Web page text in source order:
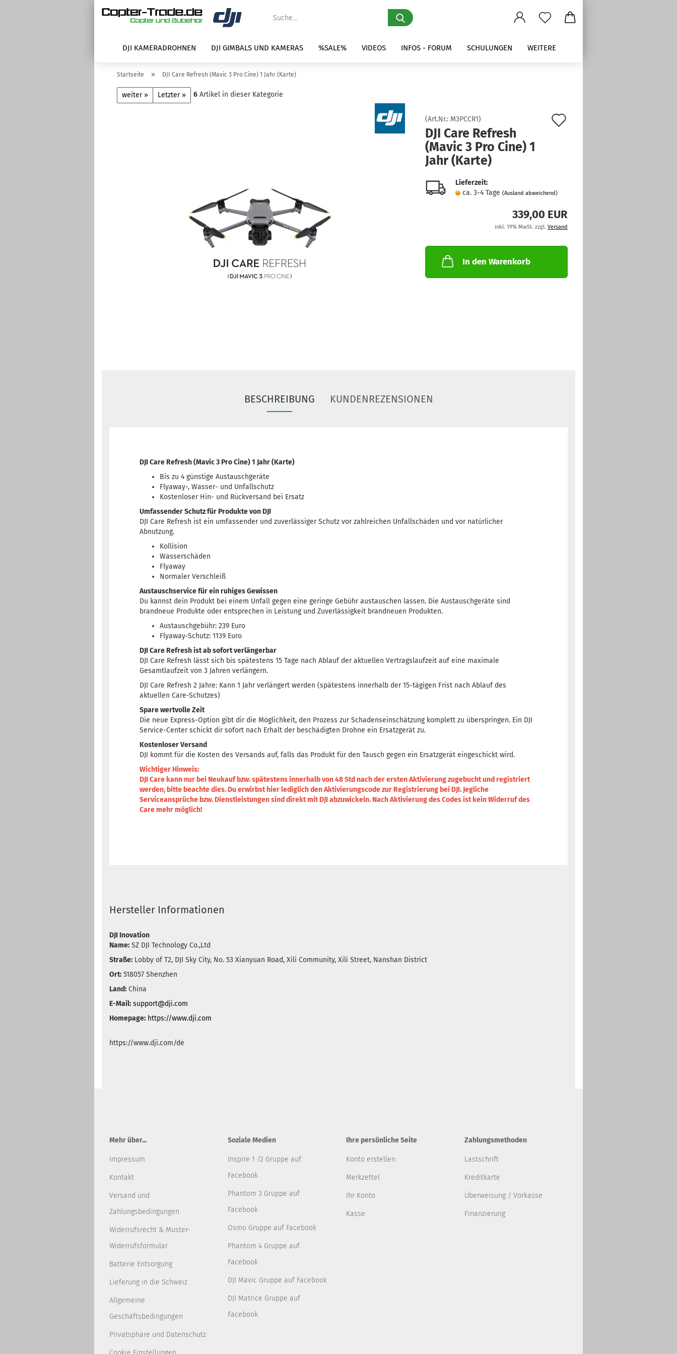
Suche...
DJI KAMERADROHNEN DJI GIMBALS UND KAMERAS %SALE% VIDEOS INFOS - FORUM SCHULUNGEN WEITERE
Startseite » DJI Care Refresh (Mavic 3 Pro Cine) 1 Jahr (Karte)
weiter » Letzter » 6 Artikel in dieser Kategorie
(Art.Nr.: M3PCCR1)
DJI Care Refresh
(Mavic 3 Pro Cine) 1
Jahr (Karte)
Lieferzeit:
ca. 3-4 Tage (Ausland abweichend)
339,00 EUR
inkl. 19% MwSt. zzgl. Versand
In den Warenkorb
BESCHREIBUNG KUNDENREZENSIONEN
DJI Care Refresh (Mavic 3 Pro Cine) 1 Jahr (Karte)
Bis zu 4 günstige Austauschgeräte
Flyaway-, Wasser- und Unfallschutz
Kostenloser Hin- und Rückversand bei Ersatz
Umfassender Schutz für Produkte von DJI
DJI Care Refresh ist ein umfassender und zuverlässiger Schutz vor zahlreichen Unfallschäden und vor natürlicher
Abnutzung.
Kollision
Wasserschäden
Flyaway
Normaler Verschleiß
Austauschservice für ein ruhiges Gewissen
Du kannst dein Produkt bei einem Unfall gegen eine geringe Gebühr austauschen lassen. Die Austauschgeräte sind
brandneue Produkte oder entsprechen in Leistung und Zuverlässigkeit brandneuen Produkten.
Austauschgebühr: 239 Euro
Flyaway-Schutz: 1139 Euro
DJI Care Refresh ist ab sofort verlängerbar
DJI Care Refresh lässt sich bis spätestens 15 Tage nach Ablauf der aktuellen Vertragslaufzeit auf eine maximale
Gesamtlaufzeit von 3 Jahren verlängern.
DJI Care Refresh 2 Jahre: Kann 1 Jahr verlängert werden (spätestens innerhalb der 15-tägigen Frist nach Ablauf des
aktuellen Care-Schutzes)
Spare wertvolle Zeit
Die neue Express-Option gibt dir die Möglichkeit, den Prozess zur Schadenseinschätzung komplett zu überspringen. Ein DJI
Service-Center schickt dir sofort nach Erhalt der beschädigten Drohne ein Ersatzgerät zu.
Kostenloser Versand
DJI kommt für die Kosten des Versands auf, falls das Produkt für den Tausch gegen ein Ersatzgerät eingeschickt wird.
Wichtiger Hinweis:
DJI Care kann nur bei Neukauf bzw. spätestens innerhalb von 48 Std nach der ersten Aktivierung zugebucht und registriert
werden, bitte beachte dies. Du erwirbst hier lediglich den Aktivierungscode zur Registrierung bei DJI. Jegliche
Serviceansprüche bzw. Dienstleistungen sind direkt mit DJI abzuwickeln. Nach Aktivierung des Codes ist kein Widerruf des
Care mehr möglich!
Hersteller Informationen
DJI Inovation
Name: SZ DJI Technology Co.,Ltd
Straße: Lobby of T2, DJI Sky City, No. 53 Xianyuan Road, Xili Community, Xili Street, Nanshan District
Ort: 518057 Shenzhen
Land: China
E-Mail: support@dji.com
Homepage: https://www.dji.com
https://www.dji.com/de
Mehr über...
Impressum
Kontakt
Versand und
Zahlungsbedingungen
Widerrufsrecht & Muster-
Widerrufsformular
Batterie Entsorgung
Lieferung in die Schweiz
Allgemeine
Geschäftsbedingungen
Privatsphäre und Datenschutz
Soziale Medien
Inspire 1 /2 Gruppe auf
Facebook
Phantom 3 Gruppe auf
Facebook
Osmo Gruppe auf Facebook
Phantom 4 Gruppe auf
Facebook
DJI Mavic Gruppe auf Facebook
DJI Matrice Gruppe auf
Facebook
Ihre persönliche Seite
Konto erstellen
Merkzettel
Ihr Konto
Kasse
Zahlungsmethoden
Lastschrift
Kreditkarte
Überweisung / Vorkasse
Finanzierung